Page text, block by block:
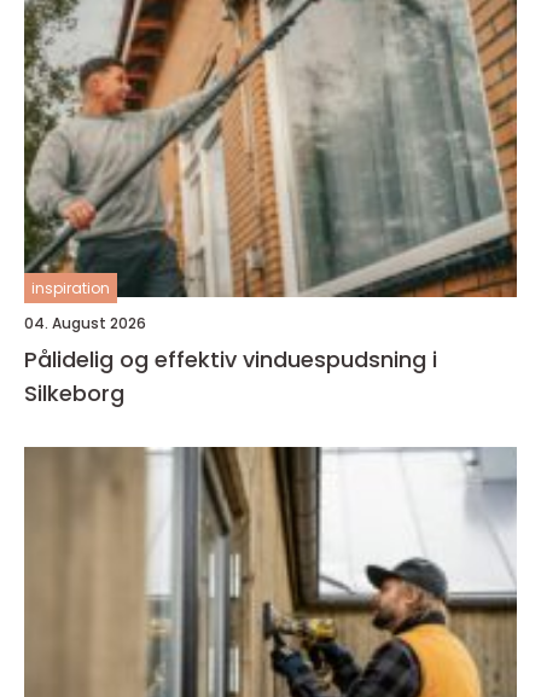
inspiration
04. August 2026
Pålidelig og effektiv vinduespudsning i
Silkeborg